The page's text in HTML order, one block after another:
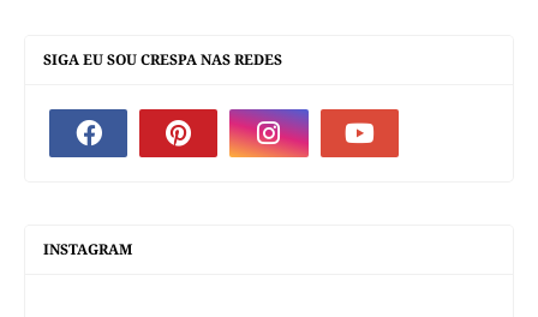
SIGA EU SOU CRESPA NAS REDES
INSTAGRAM